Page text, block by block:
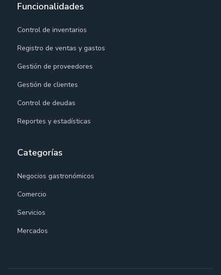
Funcionalidades
Control de inventarios
Registro de ventas y gastos
Gestión de proveedores
Gestión de clientes
Control de deudas
Reportes y estadísticas
Categorías
Negocios gastronómicos
Comercio
Servicios
Mercados